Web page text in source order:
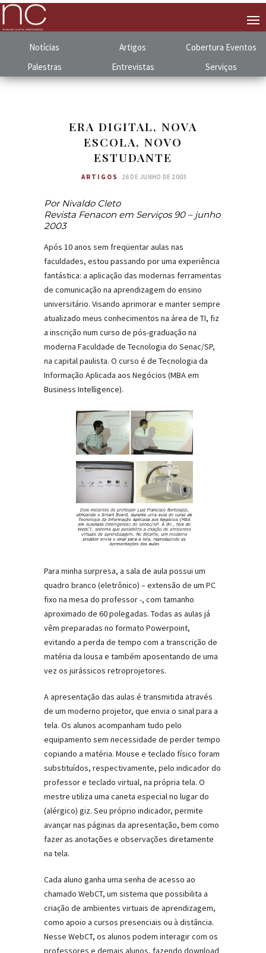
Notícias Artigos Cobertura Eventos
Palestras
Entrevistas Serviços
ERA DIGITAL, NOVA
ESCOLA, NOVO
ESTUDANTE
ARTIGOS 26 DE JUNHO DE 2003
Por Nivaldo Cleto
Revista Fenacon em Serviços 90 – junho
2003
Após 10 anos sem freqüentar aulas nas
faculdades, estou passando por uma experiência
fantástica: a aplicação das modernas ferramentas
de comunicação na aprendizagem do ensino
universitário. Visando aprimorar e manter sempre
atualizado meus conhecimentos na área de TI, fiz
a inscrição num curso de pós-graduação na
moderna Faculdade de Tecnologia do Senac/SP,
na capital paulista. O curso é de Tecnologia da
Informação Aplicada aos Negócios (MBA em
Business Intelligence).
Para minha surpresa, a sala de aula possui um
quadro branco (eletrônico) – extensão de um PC
fixo na mesa do professor -, com tamanho
aproximado de 60 polegadas. Todas as aulas já
vêm preparadas no formato Powerpoint,
evitando a perda de tempo com a transcrição de
matéria da lousa e também aposentando de uma
vez os jurássicos retroprojetores.
A apresentação das aulas é transmitida através
de um moderno projetor, que envia o sinal para a
tela. Os alunos acompanham tudo pelo
equipamento sem necessidade de perder tempo
copiando a matéria. Mouse e teclado físico foram
substituídos, respectivamente, pelo indicador do
professor e teclado virtual, na própria tela. O
mestre utiliza uma caneta especial no lugar do
(alérgico) giz. Seu próprio indicador, permite
avançar nas páginas da apresentação, bem como
fazer as anotações e observações diretamente
na tela.
Cada aluno ganha uma senha de acesso ao
chamado WebCT, um sistema que possibilita a
criação de ambientes virtuais de aprendizagem,
como apoio a cursos presenciais ou à distância.
Nesse WebCT, os alunos podem interagir com os
professores e demais alunos, fazendo download